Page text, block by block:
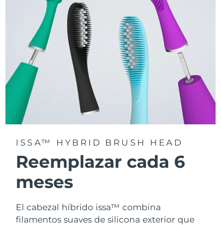
la app FOREO For You.
ISSA™ HYBRID BRUSH HEAD
Reemplazar cada 6
meses
El cabezal híbrido issa™ combina
filamentos suaves de silicona exterior que